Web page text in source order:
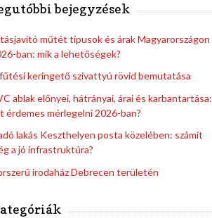
bejegyzések
műtét típusok és árak Magyarországon
ban: mik a lehetőségek?
keringető szivattyú rövid bemutatása
ablak előnyei, hátrányai, árai és karbantartása:
érdemes mérlegelni 2026-ban?
lakás Keszthelyen posta közelében: számít
a jó infrastruktúra?
irodaház Debrecen területén